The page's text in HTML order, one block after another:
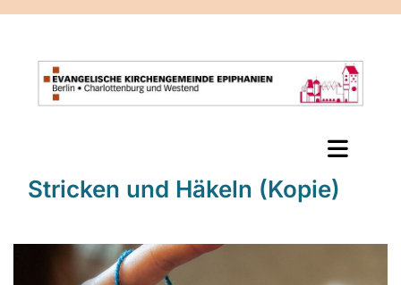
Stricken und Häkeln (Kopie)